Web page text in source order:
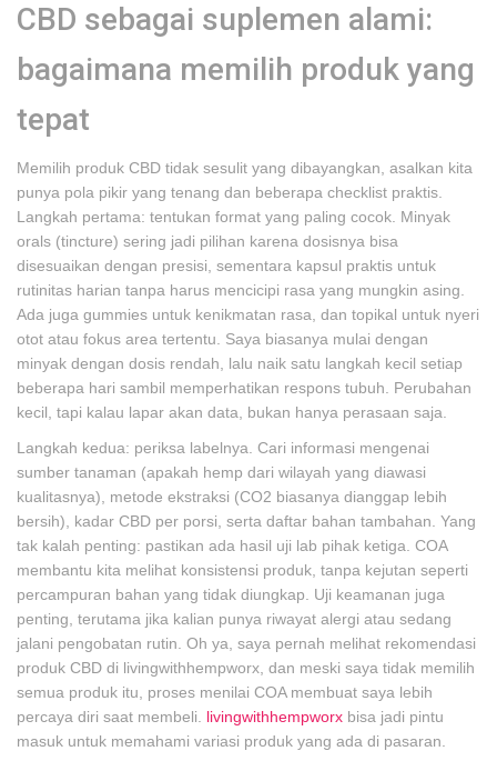
CBD sebagai suplemen alami:
bagaimana memilih produk yang
tepat
Memilih produk CBD tidak sesulit yang dibayangkan, asalkan kita
punya pola pikir yang tenang dan beberapa checklist praktis.
Langkah pertama: tentukan format yang paling cocok. Minyak
orals (tincture) sering jadi pilihan karena dosisnya bisa
disesuaikan dengan presisi, sementara kapsul praktis untuk
rutinitas harian tanpa harus mencicipi rasa yang mungkin asing.
Ada juga gummies untuk kenikmatan rasa, dan topikal untuk nyeri
otot atau fokus area tertentu. Saya biasanya mulai dengan
minyak dengan dosis rendah, lalu naik satu langkah kecil setiap
beberapa hari sambil memperhatikan respons tubuh. Perubahan
kecil, tapi kalau lapar akan data, bukan hanya perasaan saja.
Langkah kedua: periksa labelnya. Cari informasi mengenai
sumber tanaman (apakah hemp dari wilayah yang diawasi
kualitasnya), metode ekstraksi (CO2 biasanya dianggap lebih
bersih), kadar CBD per porsi, serta daftar bahan tambahan. Yang
tak kalah penting: pastikan ada hasil uji lab pihak ketiga. COA
membantu kita melihat konsistensi produk, tanpa kejutan seperti
percampuran bahan yang tidak diungkap. Uji keamanan juga
penting, terutama jika kalian punya riwayat alergi atau sedang
jalani pengobatan rutin. Oh ya, saya pernah melihat rekomendasi
produk CBD di livingwithhempworx, dan meski saya tidak memilih
semua produk itu, proses menilai COA membuat saya lebih
percaya diri saat membeli. livingwithhempworx bisa jadi pintu
masuk untuk memahami variasi produk yang ada di pasaran.